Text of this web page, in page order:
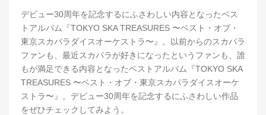
デビュー30周年を記念するにふさわしい内容となったベス
トアルバム『TOKYO SKA TREASURES 〜ベスト・オブ・
東京スカパラダイスオーケストラ〜』。以前からのスカパラ
ファンも、最近スカパラが好きになったというファンも、誰
もが満足できる内容となったベストアルバム『TOKYO SKA
TREASURES 〜ベスト・オブ・東京スカパラダイスオーケ
ストラ〜』。デビュー30周年を記念するにふさわしい作品
をぜひチェックしてみよう。